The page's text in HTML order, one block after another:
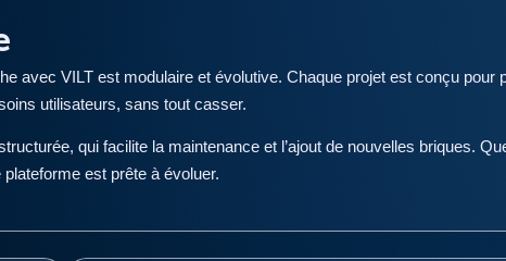
avec VILT est modulaire et évolutive. Chaque projet est conçu pour
utilisateurs, sans tout casser.
qui facilite la maintenance et l’ajout de nouvelles briques.
est prête à évoluer.